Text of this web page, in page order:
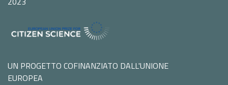
UN PROGETTO COFINANZIATO DALL'UNIONE
EUROPEA